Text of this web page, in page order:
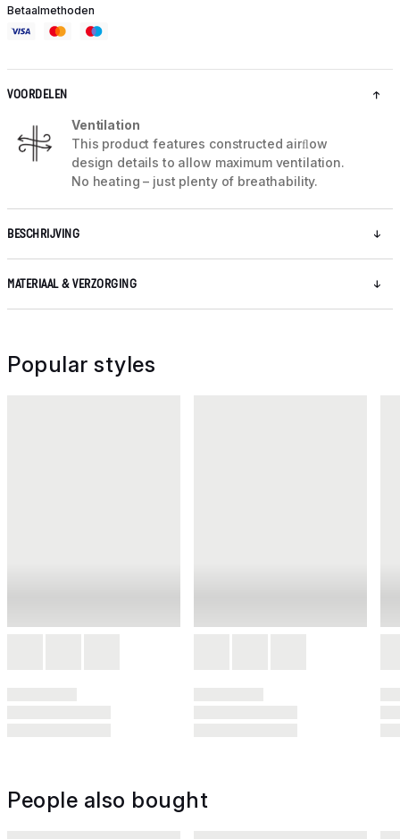
Betaalmethoden
VOORDELEN
Ventilation
This product features constructed airﬂow
design details to allow maximum ventilation.
No heating – just plenty of breathability.
BESCHRIJVING
MATERIAAL & VERZORGING
Popular styles
People also bought